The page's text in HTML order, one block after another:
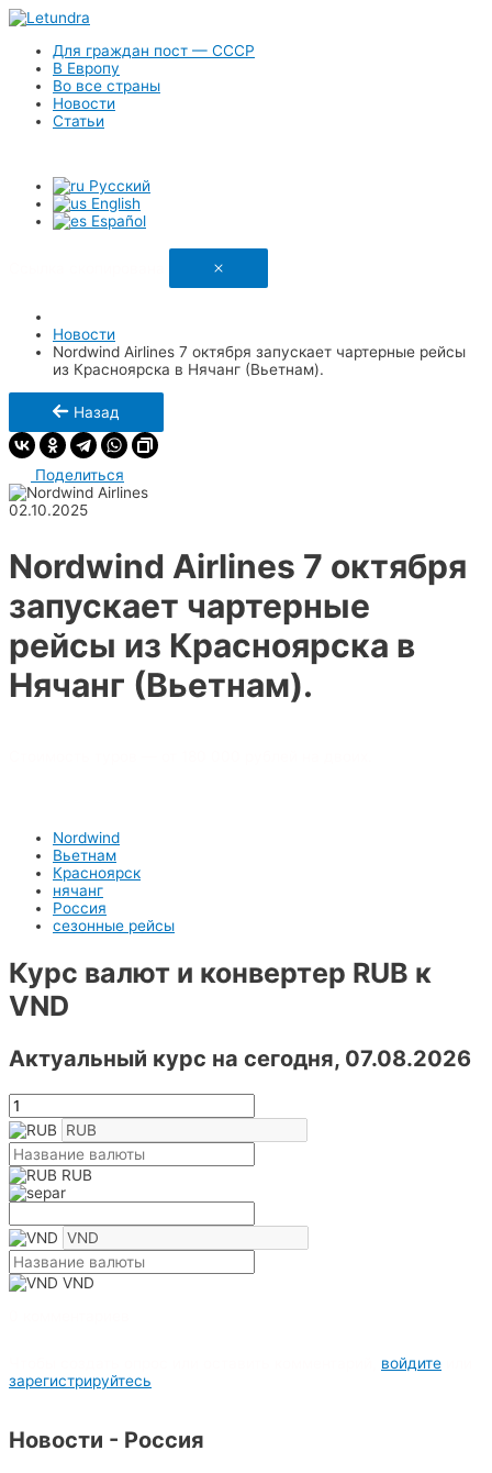
Для граждан пост — СССР
В Европу
Во все страны
Новости
Статьи
Русский
English
Español
Новости
Nordwind Airlines 7 октября запускает чартерные рейсы
из Красноярска в Нячанг (Вьетнам).
Назад
Поделиться
02.10.2025
Nordwind Airlines 7 октября
запускает чартерные
рейсы из Красноярска в
Нячанг (Вьетнам).
Nordwind
Вьетнам
Красноярск
нячанг
Россия
сезонные рейсы
Курс валют и конвертер RUB к
VND
Актуальный курс на сегодня, 07.08.2026
RUB
VND
войдите
зарегистрируйтесь
Новости - Россия